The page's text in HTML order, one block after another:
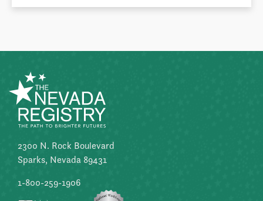
2300 N. Rock Boulevard
Sparks, Nevada 89431
1-800-259-1906